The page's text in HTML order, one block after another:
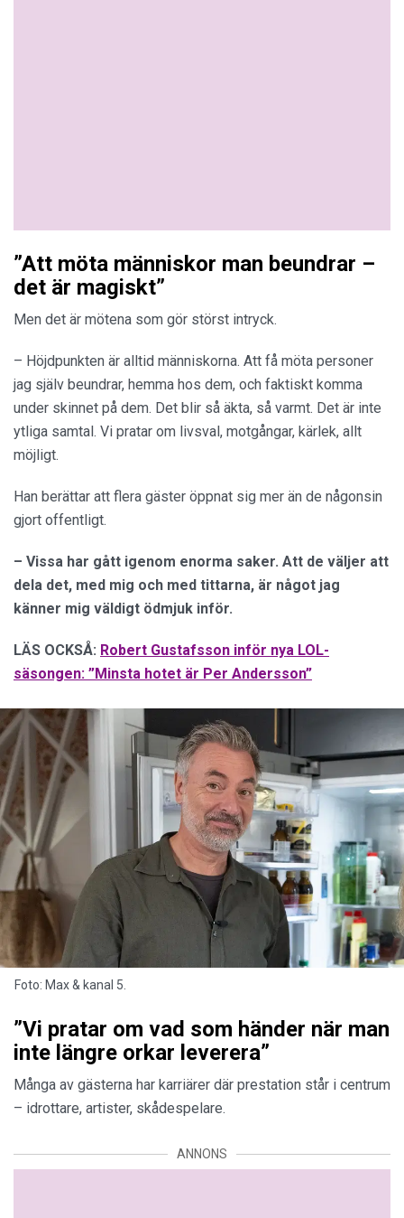
”Att möta människor man beundrar –
det är magiskt”
Men det är mötena som gör störst intryck.
– Höjdpunkten är alltid människorna. Att få möta personer
jag själv beundrar, hemma hos dem, och faktiskt komma
under skinnet på dem. Det blir så äkta, så varmt. Det är inte
ytliga samtal. Vi pratar om livsval, motgångar, kärlek, allt
möjligt.
Han berättar att flera gäster öppnat sig mer än de någonsin
gjort offentligt.
– Vissa har gått igenom enorma saker. Att de väljer att
dela det, med mig och med tittarna, är något jag
känner mig väldigt ödmjuk inför.
LÄS OCKSÅ: Robert Gustafsson inför nya LOL-
säsongen: ”Minsta hotet är Per Andersson”
Foto: Max & kanal 5.
”Vi pratar om vad som händer när man
inte längre orkar leverera”
Många av gästerna har karriärer där prestation står i centrum
– idrottare, artister, skådespelare.
ANNONS